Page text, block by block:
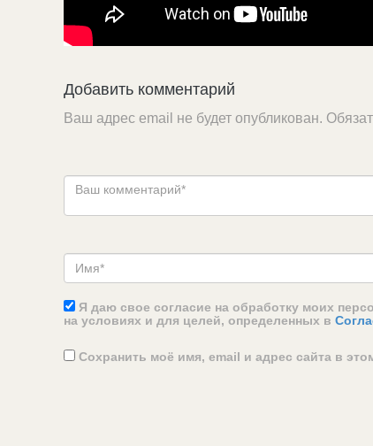
Добавить комментарий
Ваш адрес email не будет опубликован.
Я даю свое согласие на обработку моих
на условиях и для целей, определенных в
Сохранить моё имя, email и адрес сайта в